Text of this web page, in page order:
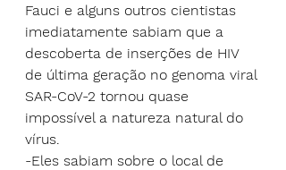
Fauci e alguns outros cientistas
imediatamente sabiam que a
descoberta de inserções de HIV
de última geração no genoma viral
SAR-CoV-2 tornou quase
impossível a natureza natural do
vírus.
-Eles sabiam sobre o local de